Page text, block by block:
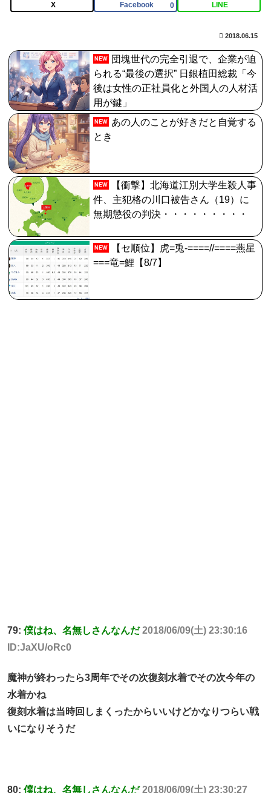
体調不良で休んでパチコ通ってたら、数十日単位の証拠
【FGO】バッファーとしても十分使えるね。レオニダス
強化みんなの反応まとめ
X Facebook 0 LINE
2018.06.15
NEW
団塊世代の完全引退で、企業が迫
られる“最後の選択” 日銀植田総裁「今
後は女性の正社員化と外国人の人材活
用が鍵」
NEW
あの人のことが好きだと自覚する
とき
NEW
【衝撃】北海道江別大学生殺人事
件、主犯格の川口被告さん（19）に
無期懲役の判決・・・・・・・・・
NEW
【セ順位】虎=兎-====//====燕星
===竜=鯉【8/7】
79: 僕はね、名無しさんなんだ 2018/06/09(土) 23:30:16
ID:JaXU/oRc0
魔神が終わったら3周年でその次復刻水着でその次今年の
水着かね
復刻水着は当時回しまくったからいいけどかなりつらい戦
いになりそうだ
80: 僕はね、名無しさんなんだ 2018/06/09(土) 23:30:27